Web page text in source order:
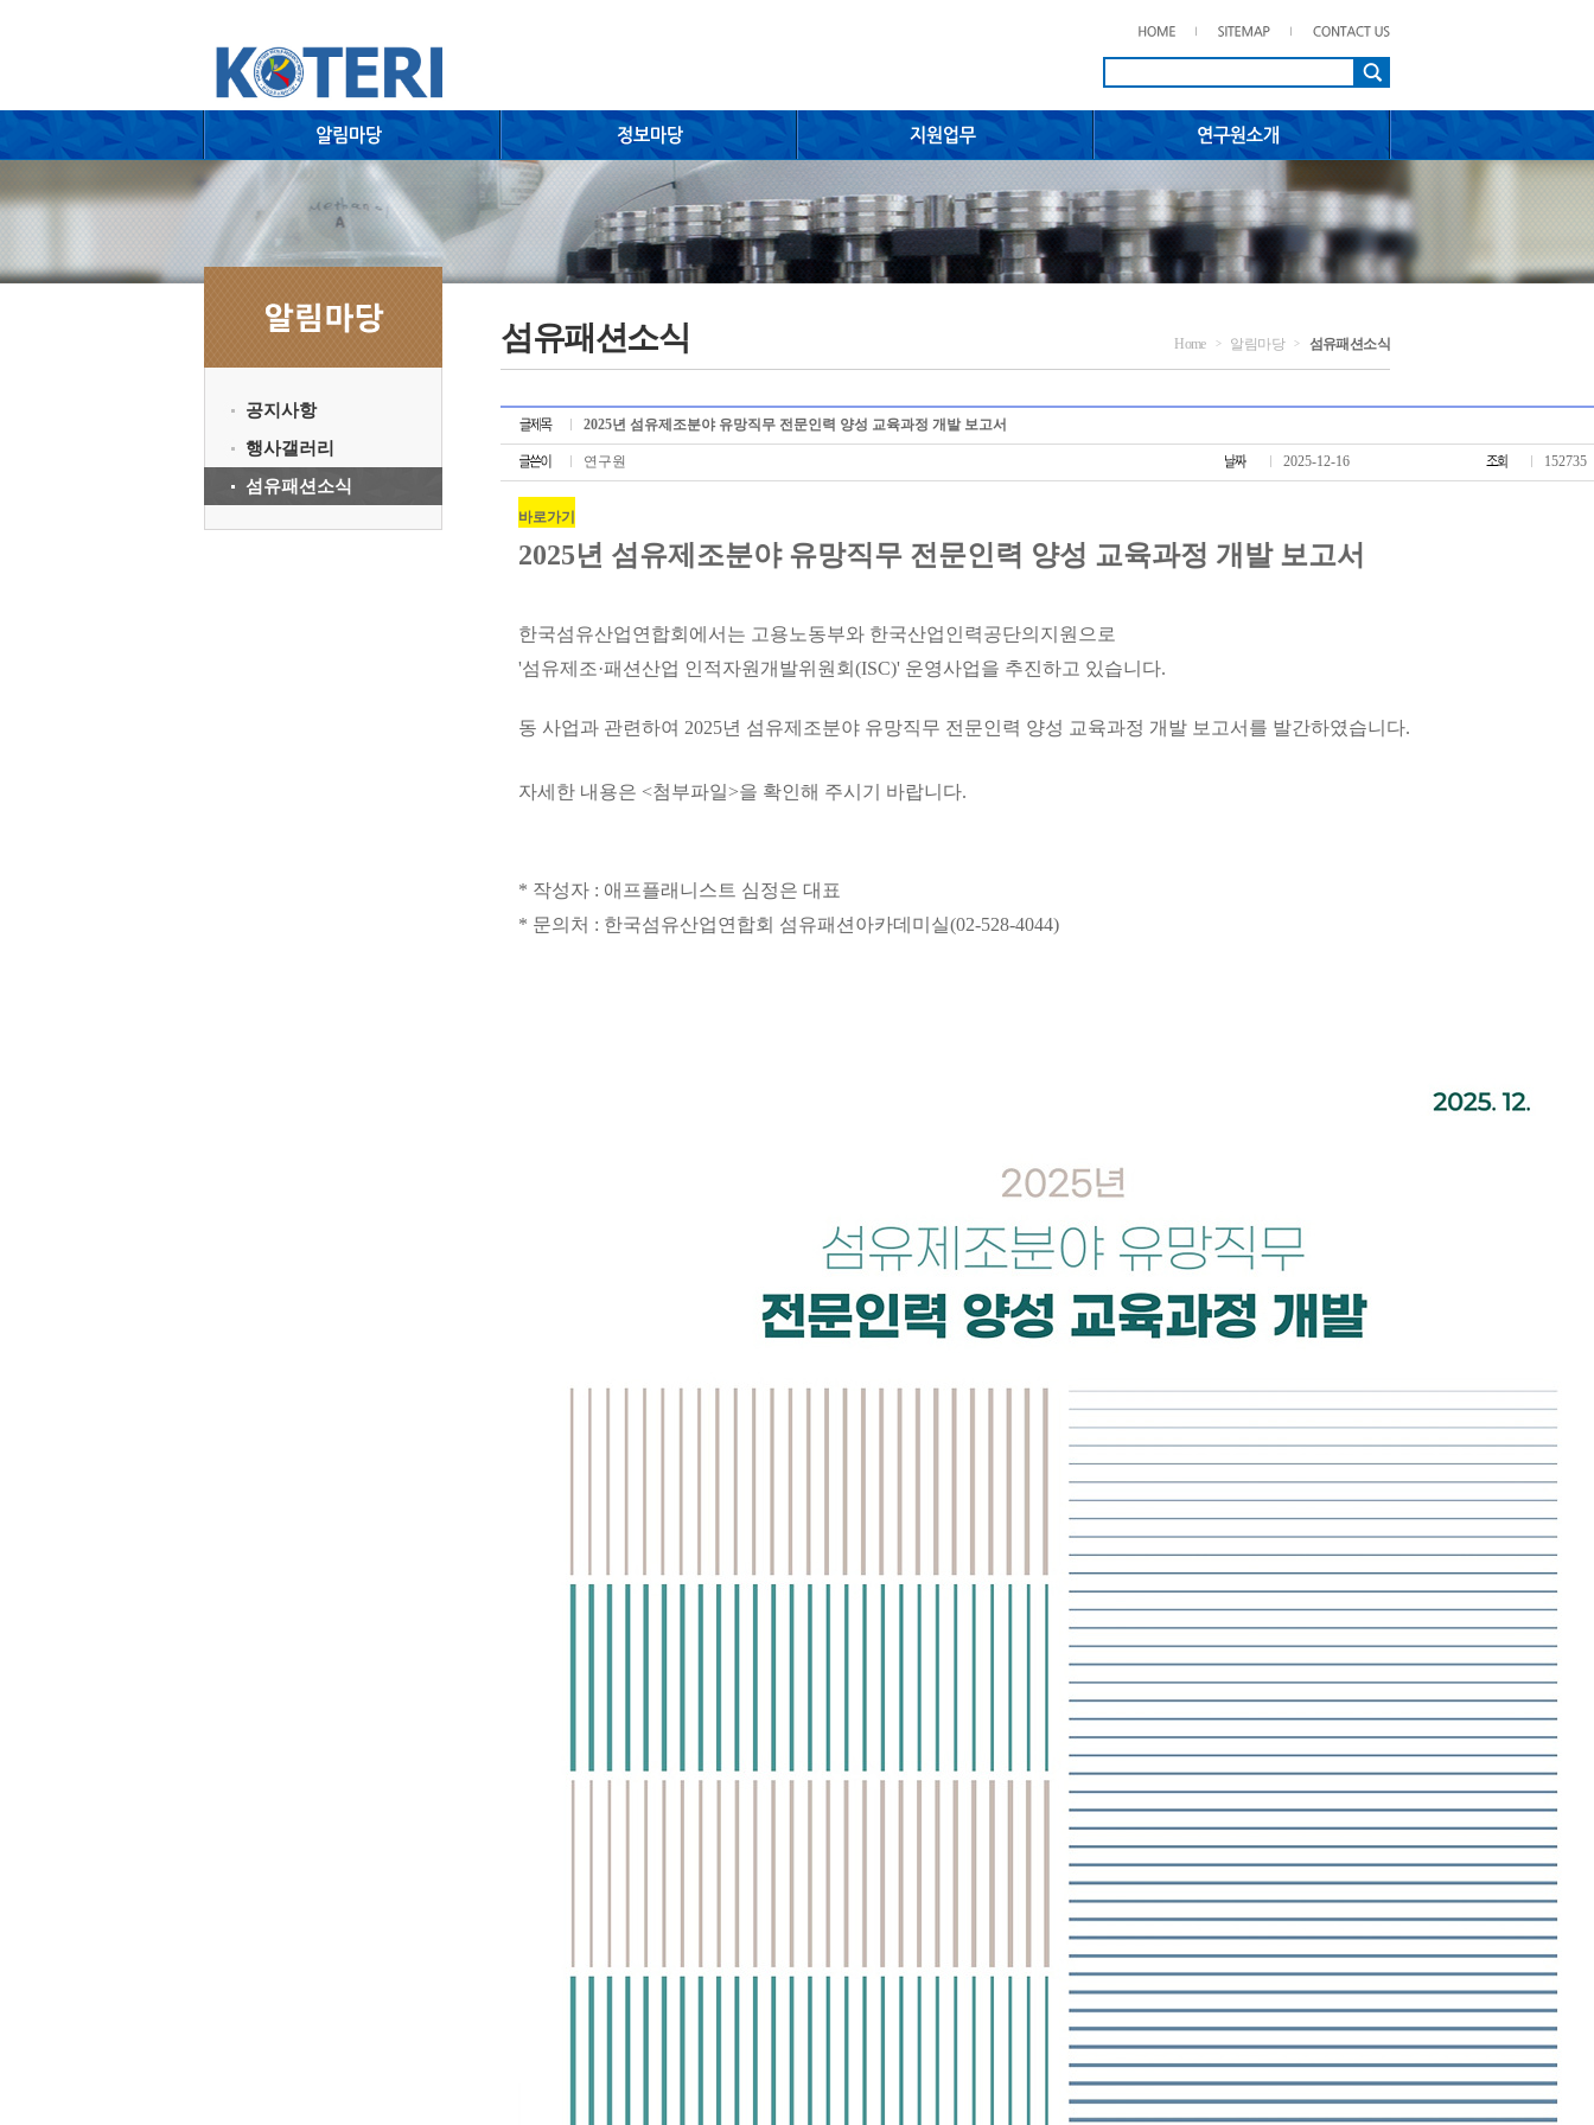
공지사항
행사갤러리
섬유패션소식
섬유패션소식 Home > 알림마당 > 섬유패션소식
2025년 섬유제조분야 유망직무 전문인력 양성 교육과정 개발 보고서
연구원 2025-12-16 152735
바로가기
2025년 섬유제조분야 유망직무 전문인력 양성 교육과정 개발 보고서
한국섬유산업연합회에서는 고용노동부와 한국산업인력공단의지원으로
'섬유제조·패션산업 인적자원개발위원회(ISC)' 운영사업을 추진하고 있습니다.
동 사업과 관련하여 2025년 섬유제조분야 유망직무 전문인력 양성 교육과정 개발 보고서 를 발간하였습니다.
자세한 내용은 <첨부파일>을 확인해 주시기 바랍니다.
* 작성자 : 애프플래니스트 심정은 대표
* 문의처 : 한국섬유산업연합회 섬유패션아카데미실(02-528-4044)